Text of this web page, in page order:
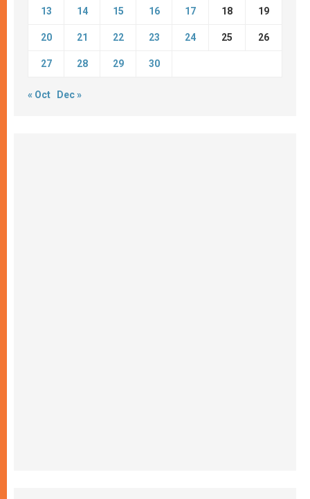
13 14 15 16 17 18 19
20 21 22 23 24 25 26
27 28 29 30
« Oct Dec »